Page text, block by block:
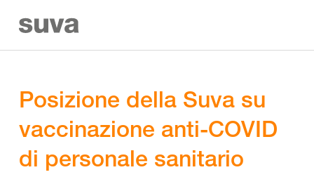
Posizione della Suva su
vaccinazione anti-COVID
di personale sanitario